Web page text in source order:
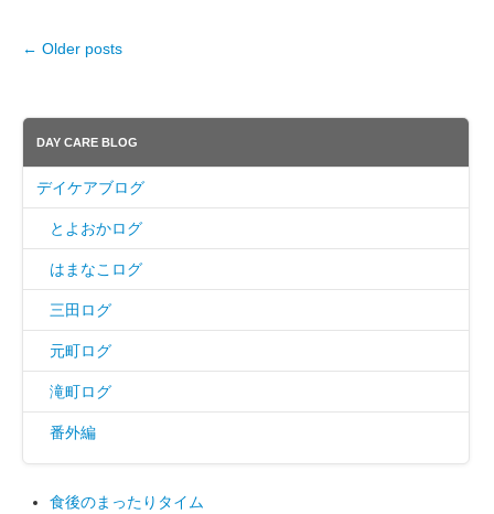
Post navigation
← Older posts
DAY CARE BLOG
デイケアブログ
とよおかログ
はまなこログ
三田ログ
元町ログ
滝町ログ
番外編
食後のまったりタイム